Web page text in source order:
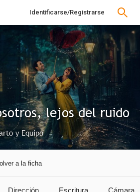
Identificarse/Registrarse
lejos del ruido
y Equipo
a la ficha
Dirección Escritura Cámara